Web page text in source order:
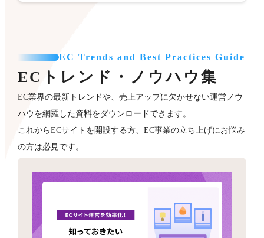
EC Trends and Best Practices Guide
ECトレンド・ノウハウ集
EC業界の最新トレンドや、売上アップに欠かせない運営ノウ
ハウを網羅した資料をダウンロードできます。
これからECサイトを開設する方、EC事業の立ち上げにお悩み
の方は必見です。